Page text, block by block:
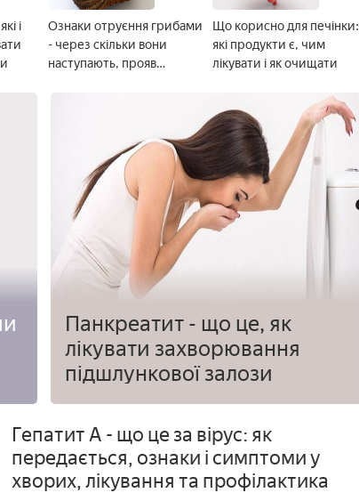
і
Ознаки отруєння грибами
- через скільки вони
наступають, прояв
Що корисно для печінки:
які продукти є, чим
лікувати і як очищати
Панкреатит - що це, як
лікувати захворювання
підшлункової залози
Гепатит A - що це за вірус: як
передається, ознаки і симптоми у
хворих, лікування та профілактика